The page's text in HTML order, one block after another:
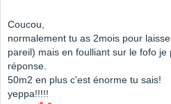
Coucou,
normalement tu as 2mois pour
pareil) mais en foulliant sur le fofo
réponse.
50m2 en plus c'est énorme tu sais!
yeppa!!!!!